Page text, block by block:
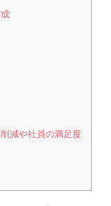
減や社員の満足度